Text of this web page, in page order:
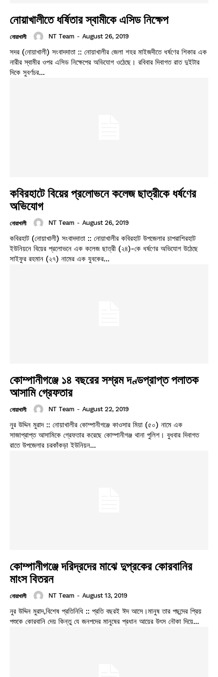
নোয়াখালীতে ধর্ষিতার স্বামীকে এসিড নিক্ষেপ
নোয়াখালী NT Team - August 26, 2019
সদর (নোয়াখালী) সংবাদদাতা :: নোয়াখালীর জেলা শহর মাইজদীতে ধর্ষণের শিকার এক
নারীর স্বামীর ওপর এসিড নিক্ষেপের অভিযোগ ওঠেছে। রবিবার দিবাগত রাত দুইটার
দিকে সুবর্ণচর...
কবিরহাটে বিয়ের প্রলোভনে কলেজ ছাত্রীকে ধর্ষণের
অভিযোগ
নোয়াখালী NT Team - August 26, 2019
কবিরহাট (নোয়াখালী) সংবাদদাতা :: নোয়াখালীর কবিরহাট উপজেলার চাপরাশিরহাট
ইউনিয়নে বিয়ের প্রলোভনে এক কলেজ ছাত্রী (২৪)-কে ধর্ষণের অভিযোগ উঠেছে
সাইফুর রহমান (২৭) নামের এক যুবকের...
কোম্পানীগঞ্জে ১৪ বছরের সশ্রম দণ্ডপ্রাপ্ত পলাতক
আসামি গ্রেফতার
নোয়াখালী NT Team - August 22, 2019
নুর উদ্দিন মুরাদ :: নোয়াখালীর কোম্পানীগঞ্জে কাওসার মিয়া (৫০) নামে এক
সাজাপ্রাপ্ত আসামিকে গ্রেফতার করেছে কোম্পানীগঞ্জ থানা পুলিশ। বুধবার দিবাগত
রাতে উপজেলার চরকাঁকড়া ইউনিয়ন...
কোম্পানীগঞ্জে দরিদ্রদের মাঝে দুপ্রকের কোরবানির
মাংস বিতরন
নোয়াখালী NT Team - August 13, 2019
নুর উদ্দিন মুরাদ,বিশেষ প্রতিনিধি :: প্রতি বছরই ঈদ আসে।মানুষ তার পছন্দের প্রিয়
পশুকে কোরবানি দেয় কিন্তু যে জনপদের মানুষের প্রধান আয়ের উৎস নৌকা দিয়ে...